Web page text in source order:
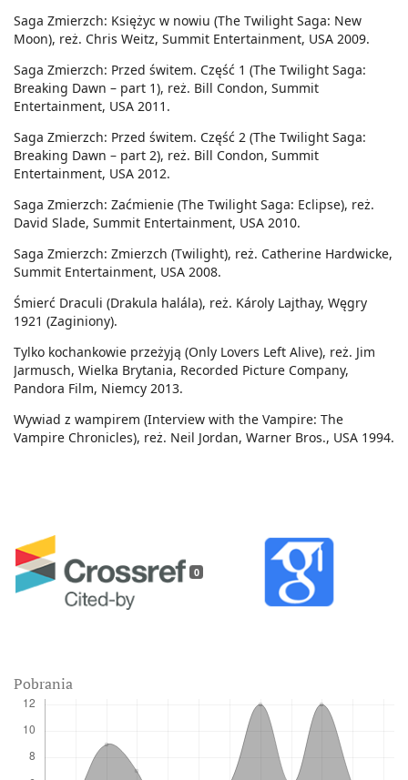
0
Pobrania
Saga Zmierzch: Księżyc w nowiu (The Twilight Saga: New
Moon), reż. Chris Weitz, Summit Entertainment, USA 2009.
Saga Zmierzch: Przed świtem. Część 1 (The Twilight Saga:
Breaking Dawn – part 1), reż. Bill Condon, Summit
Entertainment, USA 2011.
Saga Zmierzch: Przed świtem. Część 2 (The Twilight Saga:
Breaking Dawn – part 2), reż. Bill Condon, Summit
Entertainment, USA 2012.
Saga Zmierzch: Zaćmienie (The Twilight Saga: Eclipse), reż.
David Slade, Summit Entertainment, USA 2010.
Saga Zmierzch: Zmierzch (Twilight), reż. Catherine Hardwicke,
Summit Entertainment, USA 2008.
Śmierć Draculi (Drakula halála), reż. Károly Lajthay, Węgry
1921 (Zaginiony).
Tylko kochankowie przeżyją (Only Lovers Left Alive), reż. Jim
Jarmusch, Wielka Brytania, Recorded Picture Company,
Pandora Film, Niemcy 2013.
Wywiad z wampirem (Interview with the Vampire: The
Vampire Chronicles), reż. Neil Jordan, Warner Bros., USA 1994.